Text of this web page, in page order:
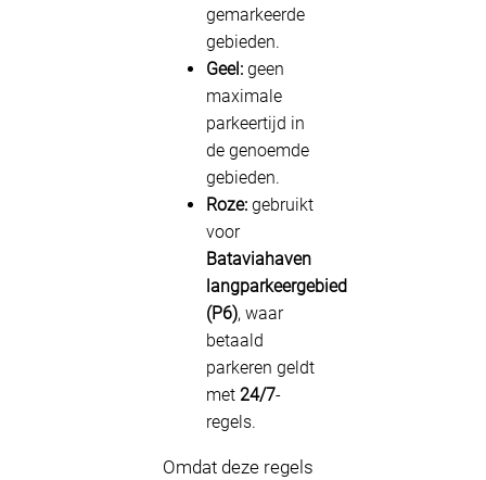
gemarkeerde
gebieden.
Geel: geen
maximale
parkeertijd in
de genoemde
gebieden.
Roze: gebruikt
voor
Bataviahaven
langparkeergebied
(P6), waar
betaald
parkeren geldt
met 24/7-
regels.
Omdat deze regels